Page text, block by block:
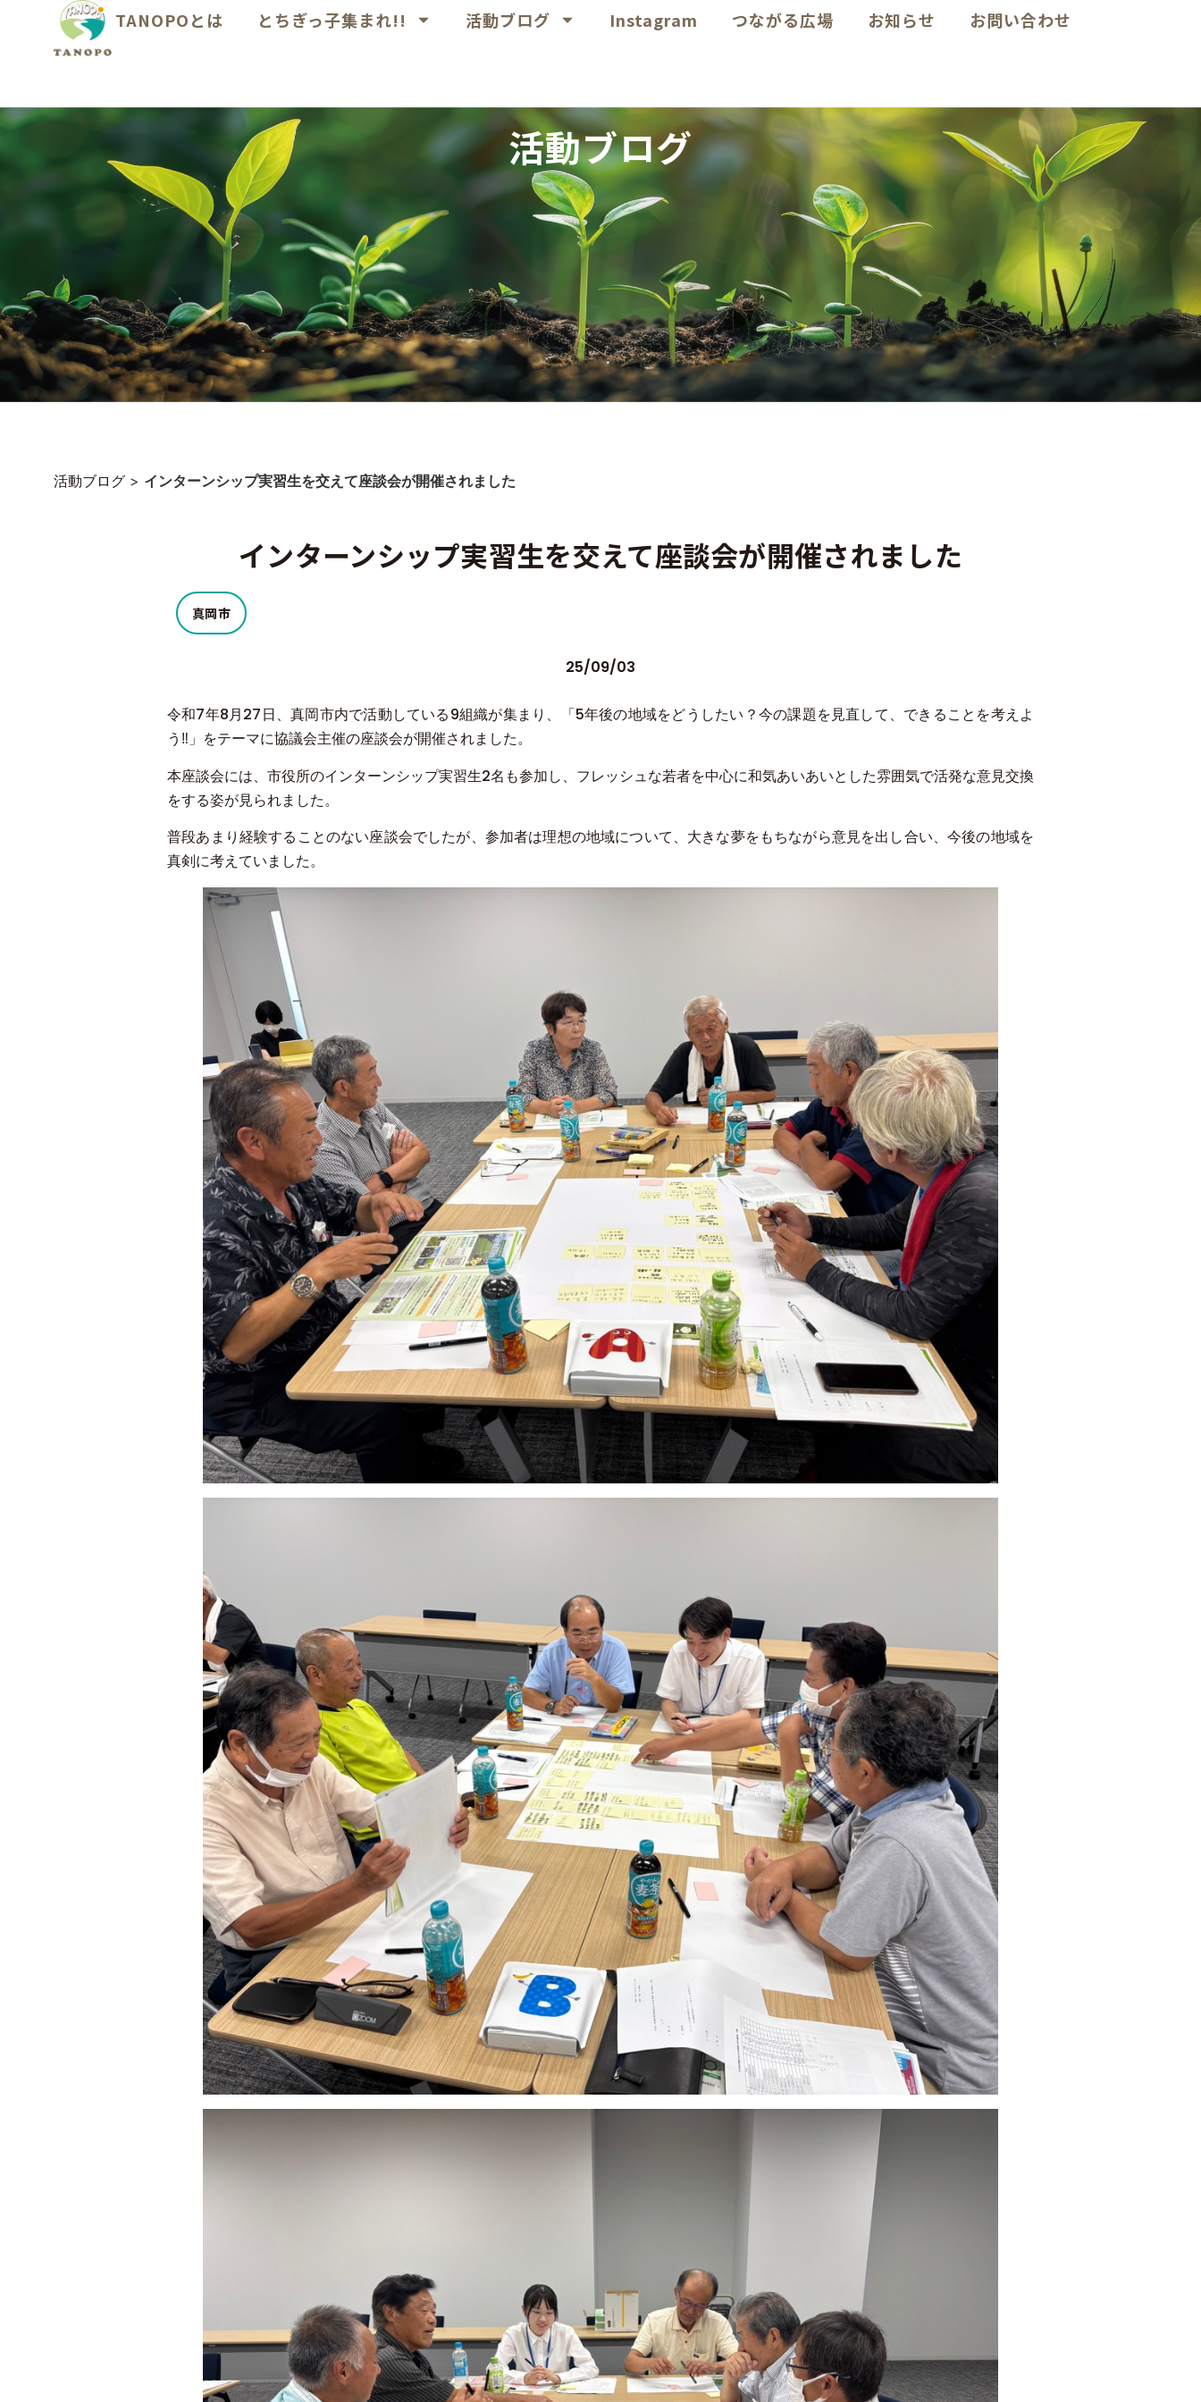
TANOPOとは とちぎっ子集まれ!! 活動ブログ Instagram つながる広場 お知らせ お問い合わせ
活動ブログ
活動ブログ > インターンシップ実習生を交えて座談会が開催されました
インターンシップ実習生を交えて座談会が開催されました
真岡市
25/09/03
令和7年8月27日、真岡市内で活動している9組織が集まり、「5年後の地域をどうしたい？今の課題を見直して、できることを考えよ
う‼」をテーマに協議会主催の座談会が開催されました。
本座談会には、市役所のインターンシップ実習生2名も参加し、フレッシュな若者を中心に和気あいあいとした雰囲気で活発な意見交換
をする姿が見られました。
普段あまり経験することのない座談会でしたが、参加者は理想の地域について、大きな夢をもちながら意見を出し合い、今後の地域を
真剣に考えていました。